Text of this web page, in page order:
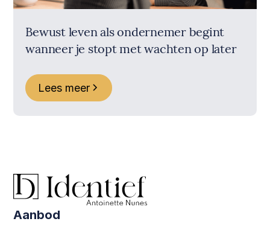
Bewust leven als ondernemer begint
wanneer je stopt met wachten op later
Lees meer
Aanbod